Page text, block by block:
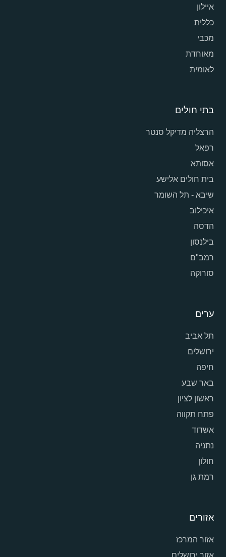
איילון
כללית
מכבי
מאוחדת
לאומית
בתי חולים
הרצליה מדיקל סנטר
רפאל
אסותא
בית חולים אלישע
שיבא - תל השומר
איכילוב
הדסה
בילנסון
רמב"ם
סורוקה
ערים
תל אביב
ירושלים
חיפה
באר שבע
ראשון לציון
פתח תקווה
אשדוד
נתניה
חולון
רמת גן
אזורים
אזור המרכז